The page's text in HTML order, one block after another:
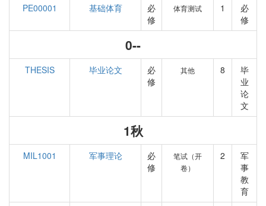
PE00001
基础体育
必
修
体育测试 1
必
修
0--
THESIS 毕业论文
必
修
其他 8
毕
业
论
文
1秋
MIL1001 军事理论
必
修
笔试（开
卷）
2
军
事
教
育